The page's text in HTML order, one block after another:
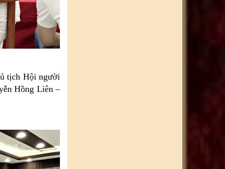
tịch Hội người
Hồng Liên –